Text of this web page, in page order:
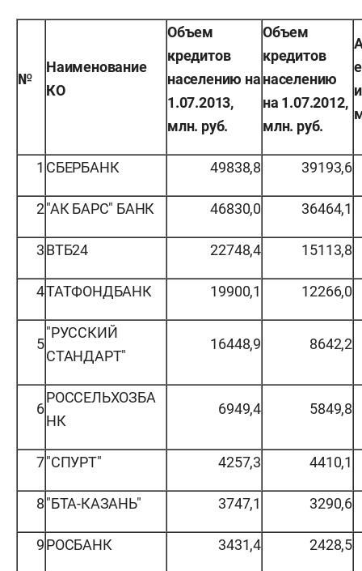
№
Наименование
КО
Объем
кредитов
населению на
1.07.2013,
млн. руб.
Объем
кредитов
населению
на 1.07.2012,
млн. руб.
е
1 СБЕРБАНК 49838,8 39193,6
2"АК БАРС" БАНК 46830,0 36464,1
3ВТБ24 22748,4 15113,8
4ТАТФОНДБАНК 19900,1 12266,0
5
"РУССКИЙ
СТАНДАРТ"
16448,9 8642,2
6
РОССЕЛЬХОЗБА
НК
6949,4 5849,8
7"СПУРТ" 4257,3 4410,1
8"БТА-КАЗАНЬ" 3747,1 3290,6
9РОСБАНК 3431,4 2428,5